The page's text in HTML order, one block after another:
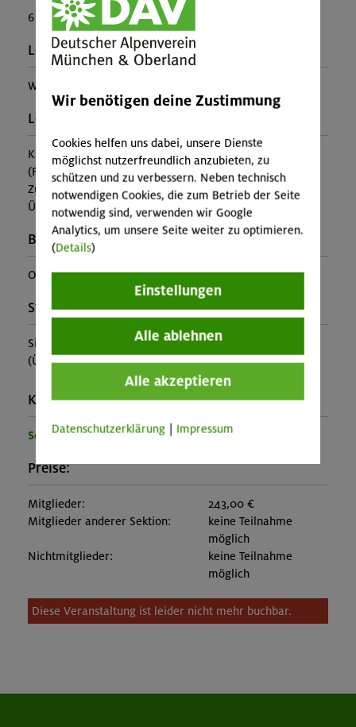
6
Leiter*in:
Wolfgang Hackel
Leistung:
Kursleitung
(Falls nicht in den Leistungen inbegriffen, fallen
Zusatzkosten für z.B. An- und Abreise, Verpflegung,
Übernachtung oder Skipass an.)
Buchungscode:
OL-26-0375
Stützpunkt:
Simonyhütte
(Ü+HP MBZ ca. 72€, Lager ca. 62€)
Kontakt Veranstalter:
Sektion Oberland
Preise:
Mitglieder:
243,00 €
Mitglieder anderer Sektion:
keine Teilnahme
möglich
Nichtmitglieder:
keine Teilnahme
möglich
Diese Veranstaltung ist leider nicht mehr buchbar.
Wir benötigen deine Zustimmung
Cookies helfen uns dabei, unsere Dienste
möglichst nutzerfreundlich anzubieten, zu
schützen und zu verbessern. Neben technisch
notwendigen Cookies, die zum Betrieb der Seite
notwendig sind, verwenden wir Google
Analytics, um unsere Seite weiter zu optimieren.
(Details)
Einstellungen
Alle ablehnen
Alle akzeptieren
Datenschutzerklärung Impressum